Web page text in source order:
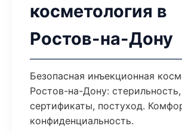
косметология в
Ростов-на-Дону
Безопасная инъекционная
Ростов-на-Дону: стерильность,
сертификаты, постуход.
конфиденциальность.